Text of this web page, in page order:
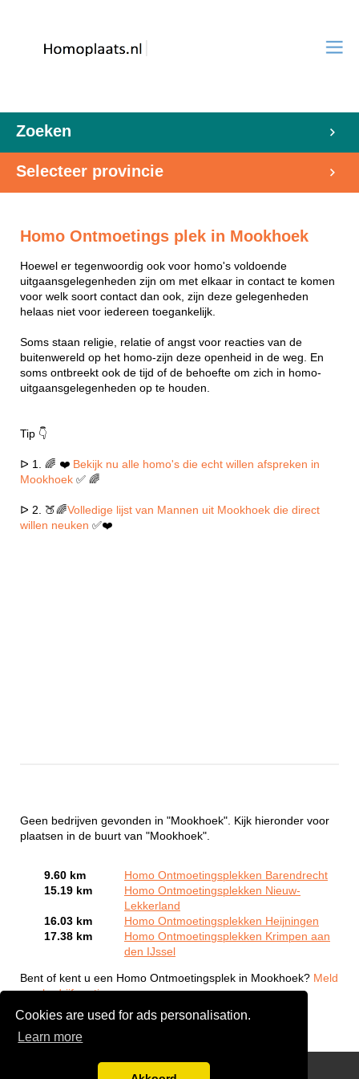
Cookies are used for ads personalisation.
Learn more
Zoeken
Selecteer provincie
Homo Ontmoetings plek in Mookhoek
Hoewel er tegenwoordig ook voor homo's voldoende
uitgaansgelegenheden zijn om met elkaar in contact te komen
voor welk soort contact dan ook, zijn deze gelegenheden
helaas niet voor iedereen toegankelijk.
Soms staan religie, relatie of angst voor reacties van de
buitenwereld op het homo-zijn deze openheid in de weg. En
soms ontbreekt ook de tijd of de behoefte om zich in homo-
uitgaansgelegenheden op te houden.
Tip 👇
ᐅ 1. 🌈 ❤️ Bekijk nu alle homo's die echt willen afspreken in
Mookhoek ✅ 🌈
ᐅ 2. 🍑🌈Volledige lijst van Mannen uit Mookhoek die direct
willen neuken ✅❤️
Geen bedrijven gevonden in "Mookhoek". Kijk hieronder voor
plaatsen in de buurt van "Mookhoek".
9.60 km
Homo Ontmoetingsplekken Barendrecht
15.19 km
Homo Ontmoetingsplekken Nieuw-
Lekkerland
16.03 km
Homo Ontmoetingsplekken Heijningen
17.38 km
Homo Ontmoetingsplekken Krimpen aan
den IJssel
Bent of kent u een Homo Ontmoetingsplek in Mookhoek? Meld
een bedrijf gratis aan